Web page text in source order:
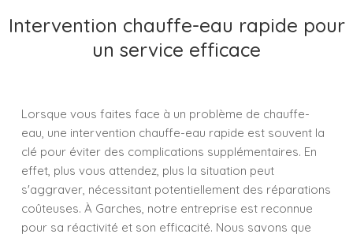
Intervention chauffe-eau rapide pour
un service efficace
Lorsque vous faites face à un problème de chauffe-
eau, une intervention chauffe-eau rapide est souvent la
clé pour éviter des complications supplémentaires. En
effet, plus vous attendez, plus la situation peut
s'aggraver, nécessitant potentiellement des réparations
coûteuses. À Garches, notre entreprise est reconnue
pour sa réactivité et son efficacité. Nous savons que